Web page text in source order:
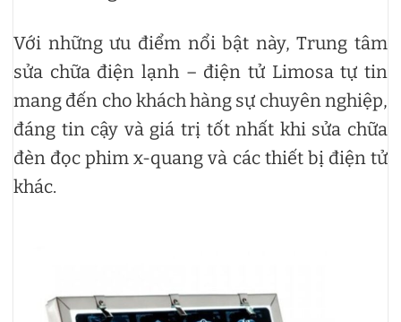
Với những ưu điểm nổi bật này, Trung tâm
sửa chữa điện lạnh – điện tử Limosa tự tin
mang đến cho khách hàng sự chuyên nghiệp,
đáng tin cậy và giá trị tốt nhất khi sửa chữa
đèn đọc phim x-quang và các thiết bị điện tử
khác.